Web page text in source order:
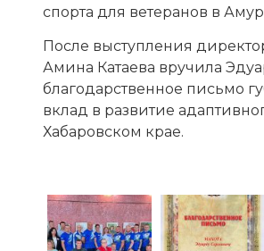
спорта для ветеранов в
После выступления
Амина Катаева вручила
благодарственное письмо
вклад в развитие
Хабаровском крае.